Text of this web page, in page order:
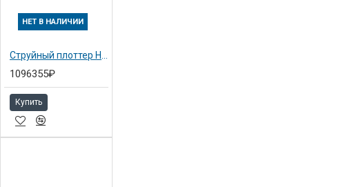
НЕТ В НАЛИЧИИ
1096355₽
Купить